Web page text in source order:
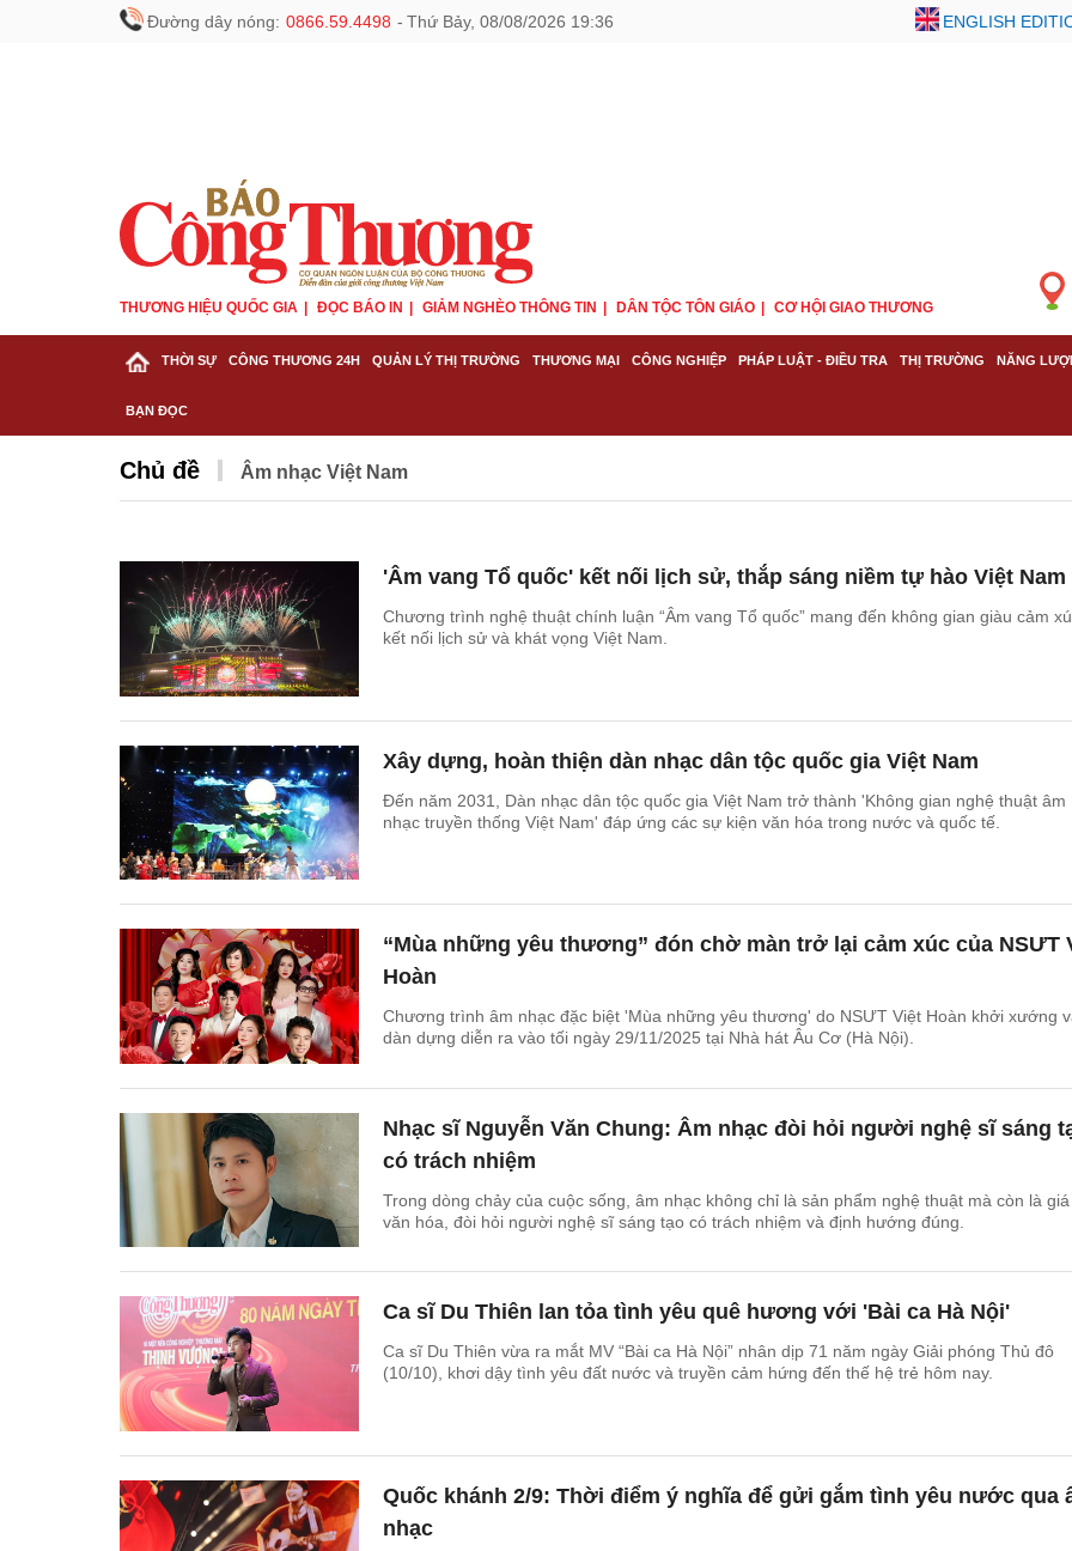
Đường dây nóng: 0866.59.4498 - Thứ Bảy, 08/08/2026 19:36 ENGLISH
THƯƠNG HIỆU QUỐC GIA ĐỌC BÁO IN GIẢM NGHÈO THÔNG TIN DÂN TỘC TÔN GIÁO CƠ HỘI GIAO THƯƠNG
THỜI SỰ CÔNG THƯƠNG 24H QUẢN LÝ THỊ TRƯỜNG THƯƠNG MẠI CÔNG NGHIỆP PHÁP LUẬT - ĐIỀU TRA THỊ TRƯỜNG NĂNG
BẠN ĐỌC
Chủ đề Âm nhạc Việt Nam
'Âm vang Tổ quốc' kết nối lịch sử, thắp sáng niềm tự hào Việt Nam
Chương trình nghệ thuật chính luận “Âm vang Tổ quốc” mang đến không gian giàu cảm
kết nối lịch sử và khát vọng Việt Nam.
Xây dựng, hoàn thiện dàn nhạc dân tộc quốc gia Việt Nam
Đến năm 2031, Dàn nhạc dân tộc quốc gia Việt Nam trở thành 'Không gian nghệ thuật âm
nhạc truyền thống Việt Nam' đáp ứng các sự kiện văn hóa trong nước và quốc tế.
“Mùa những yêu thương” đón chờ màn trở lại cảm xúc của NSƯT
Hoàn
Chương trình âm nhạc đặc biệt 'Mùa những yêu thương' do NSƯT Việt Hoàn khởi xướng
dàn dựng diễn ra vào tối ngày 29/11/2025 tại Nhà hát Âu Cơ (Hà Nội).
Nhạc sĩ Nguyễn Văn Chung: Âm nhạc đòi hỏi người nghệ sĩ sáng
có trách nhiệm
Trong dòng chảy của cuộc sống, âm nhạc không chỉ là sản phẩm nghệ thuật mà còn là
văn hóa, đòi hỏi người nghệ sĩ sáng tạo có trách nhiệm và định hướng đúng.
Ca sĩ Du Thiên lan tỏa tình yêu quê hương với 'Bài ca Hà Nội'
Ca sĩ Du Thiên vừa ra mắt MV “Bài ca Hà Nội” nhân dịp 71 năm ngày Giải phóng Thủ đô
(10/10), khơi dậy tình yêu đất nước và truyền cảm hứng đến thế hệ trẻ hôm nay.
Quốc khánh 2/9: Thời điểm ý nghĩa để gửi gắm tình yêu nước qua
nhạc